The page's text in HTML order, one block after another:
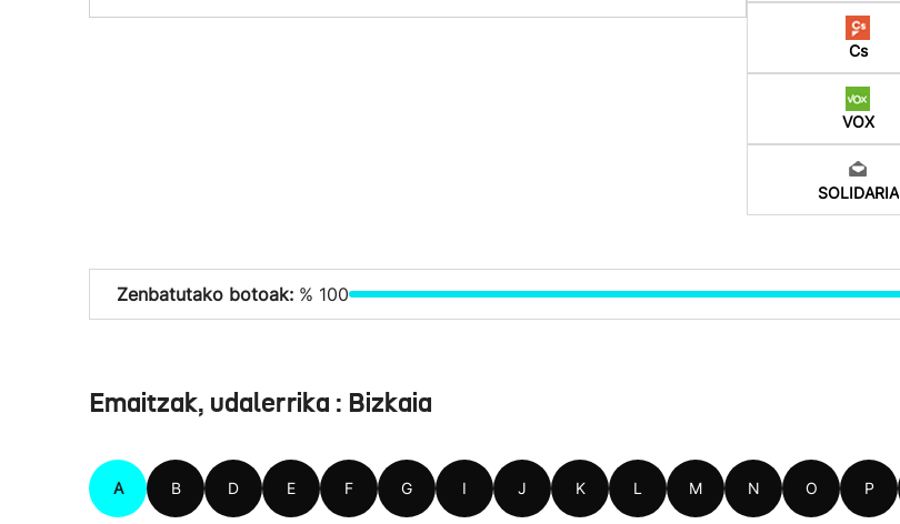
Cs
VOX
SOLIDARIA
Zenbatutako botoak: % 100
Emaitzak, udalerrika : Bizkaia
A B D E F G I J K L M N O P